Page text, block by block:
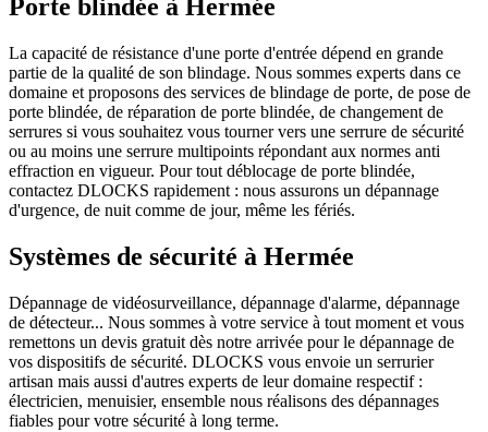
Porte blindée à Hermée
La capacité de résistance d'une porte d'entrée dépend en grande
partie de la qualité de son blindage. Nous sommes experts dans ce
domaine et proposons des services de blindage de porte, de pose de
porte blindée, de réparation de porte blindée, de changement de
serrures si vous souhaitez vous tourner vers une serrure de sécurité
ou au moins une serrure multipoints répondant aux normes anti
effraction en vigueur. Pour tout déblocage de porte blindée,
contactez DLOCKS rapidement : nous assurons un dépannage
d'urgence, de nuit comme de jour, même les fériés.
Systèmes de sécurité à Hermée
Dépannage de vidéosurveillance, dépannage d'alarme, dépannage
de détecteur... Nous sommes à votre service à tout moment et vous
remettons un devis gratuit dès notre arrivée pour le dépannage de
vos dispositifs de sécurité. DLOCKS vous envoie un serrurier
artisan mais aussi d'autres experts de leur domaine respectif :
électricien, menuisier, ensemble nous réalisons des dépannages
fiables pour votre sécurité à long terme.